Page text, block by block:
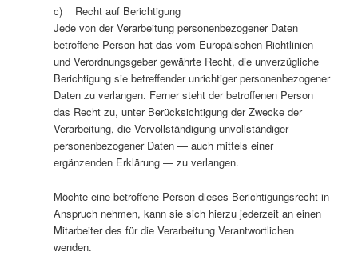
c) Recht auf Berichtigung
Jede von der Verarbeitung personenbezogener Daten
betroffene Person hat das vom Europäischen Richtlinien-
und Verordnungsgeber gewährte Recht, die unverzügliche
Berichtigung sie betreffender unrichtiger personenbezogener
Daten zu verlangen. Ferner steht der betroffenen Person
das Recht zu, unter Berücksichtigung der Zwecke der
Verarbeitung, die Vervollständigung unvollständiger
personenbezogener Daten — auch mittels einer
ergänzenden Erklärung — zu verlangen.
Möchte eine betroffene Person dieses Berichtigungsrecht in
Anspruch nehmen, kann sie sich hierzu jederzeit an einen
Mitarbeiter des für die Verarbeitung Verantwortlichen
wenden.